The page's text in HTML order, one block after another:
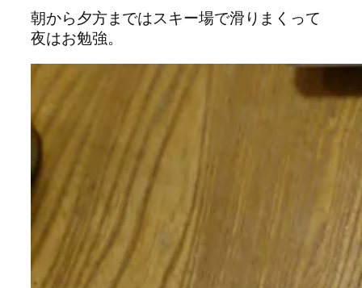
朝から夕方まではスキー場で滑りまくって
夜はお勉強。